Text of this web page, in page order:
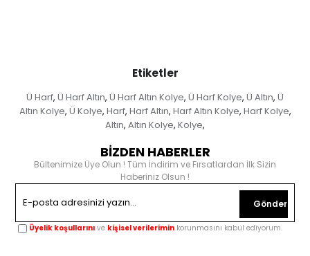
Etiketler
Ü Harf, Ü Harf Altın, Ü Harf Altın Kolye, Ü Harf Kolye, Ü Altın, Ü
Altın Kolye, Ü Kolye, Harf, Harf Altın, Harf Altın Kolye, Harf Kolye,
Altın, Altın Kolye, Kolye,
BİZDEN HABERLER
Bültenimize Üye Olun ! Tüm İndirim ve Fırsatlardan İlk Sizin
Haberiniz Olsun !
Gönder
Üyelik koşullarını ve kişisel verilerimin korunmasını kabul ediyorum.